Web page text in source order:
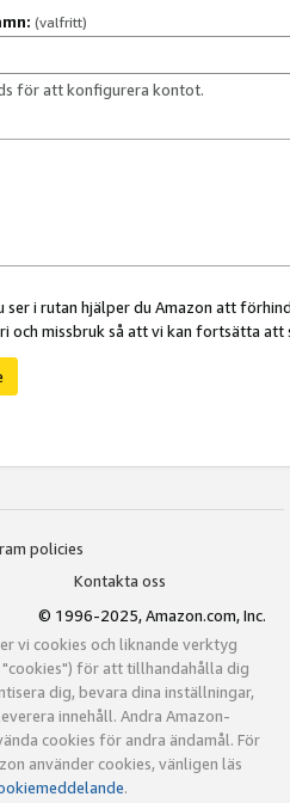
(valfritt)
för att konfigurera kontot.
ser i rutan hjälper du Amazon att
och missbruk så att vi kan fortsätta
policies
Kontakta oss
© 1996-2025, Amazon.com, Inc.
vi cookies och liknande verktyg
"cookies") för att tillhandahålla dig
dig, bevara dina inställningar,
innehåll. Andra Amazon-
cookies för andra ändamål. För
använder cookies, vänligen läs
.